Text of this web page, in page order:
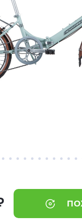
товары
сегодня только
любого банка
с вашей карты